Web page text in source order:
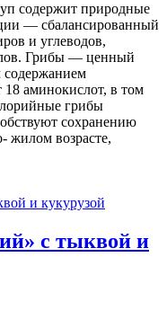
содержит природные
— сбалансированный
и углеводов,
Грибы — ценный
18 аминокислот, в том
грибы
сохранению
жилом возрасте,
с тыквой и